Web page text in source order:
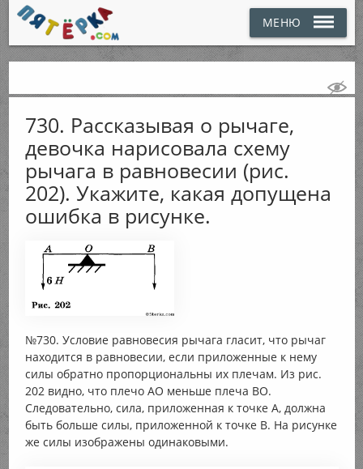
МЕНЮ
730. Рассказывая о рычаге,
девочка нарисовала схему
рычага в равновесии (рис.
202). Укажите, какая допущена
ошибка в рисунке.
№730. Условие равновесия рычага гласит, что рычаг
находится в равновесии, если приложенные к нему
силы обратно пропорциональны их плечам. Из рис.
202 видно, что плечо AO меньше плеча ВО.
Следовательно, сила, приложенная к точке А, должна
быть больше силы, приложенной к точке B. На рисунке
же силы изображены одинаковыми.